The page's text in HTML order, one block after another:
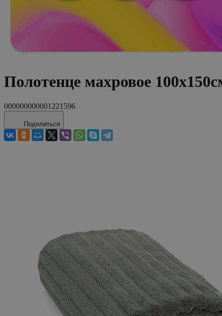
Полотенце махровое
000000000001221596
Поделиться